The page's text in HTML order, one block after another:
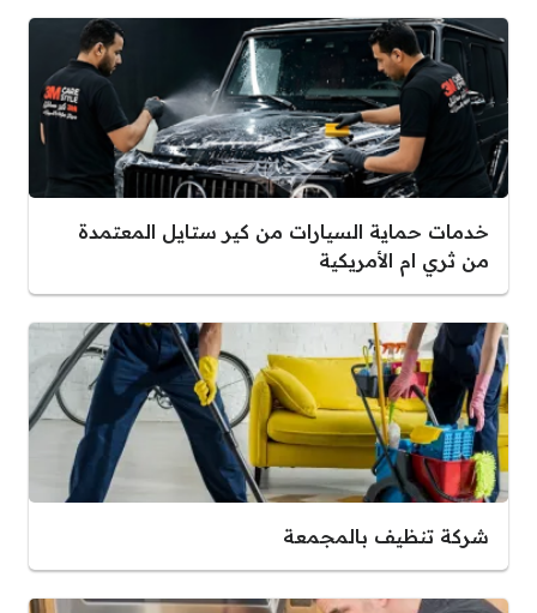
خدمات حماية السيارات من كير ستايل المعتمدة
من ثري ام الأمريكية
شركة تنظيف بالمجمعة